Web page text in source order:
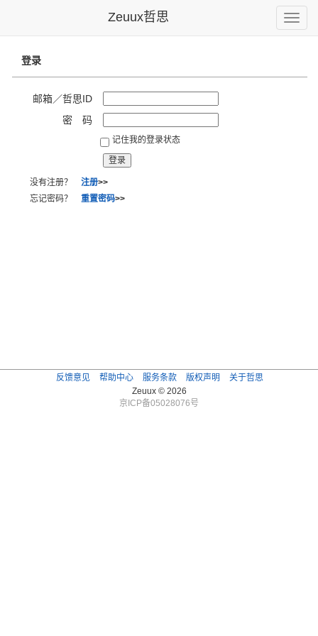
Toggle
Zeuux哲思
登录
邮箱／哲思ID
密 码
记住我的登录状态
没有注册？ 注册>>
忘记密码？ 重置密码>>
反馈意见 帮助中心 服务条款 版权声明
关于哲思
Zeuux © 2026
京ICP备05028076号